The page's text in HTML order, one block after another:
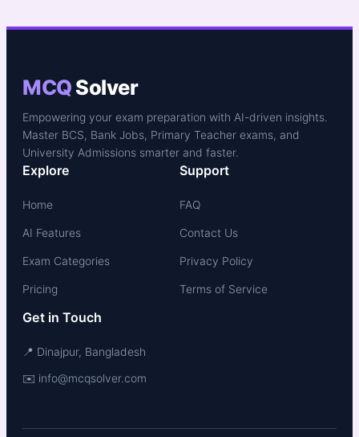
MCQSolver
Empowering your exam preparation with AI-driven insights.
Master BCS, Bank Jobs, Primary Teacher exams, and
University Admissions smarter and faster.
Explore
Home
AI Features
Exam Categories
Pricing
Support
FAQ
Contact Us
Privacy Policy
Terms of Service
Get in Touch
📍 Dinajpur, Bangladesh
✉️ info@mcqsolver.com